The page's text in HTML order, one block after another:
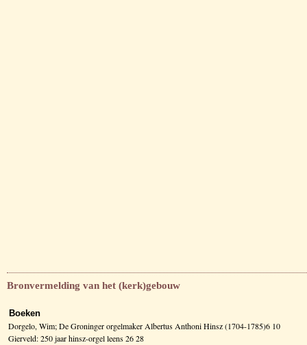
Bronvermelding van het (kerk)gebouw
Boeken
Dorgelo, Wim; De Groninger orgelmaker Albertus Anthoni Hinsz (1704-1785)6 10
Gierveld: 250 jaar hinsz-orgel leens 26 28